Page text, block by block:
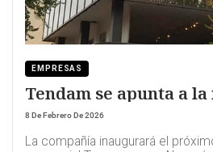
EMPRESAS
Tendam se apunta a
8 De Febrero De 2026
La compañía inaugurará el